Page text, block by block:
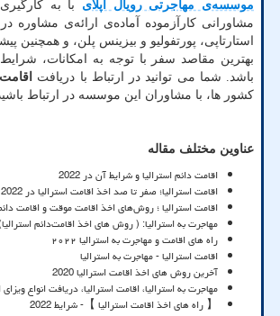
موسسه‌ی مهاجرتی رویال اپلای با به
مشاورانی کارآزموده آماده‌ی ارائه‌ی مشاوره
استارتاپی، پورتفولیو و بیزینس پلن، و همچنین
بهترین مقاصد سفر با توجه به امکانات،
باشد. شما می توانید در ارتباط با دریافت اقامت
کشور ها، با مشاوران این موسسه در ارتباط
عناوین مختلف مقاله
اقامت دائم استرالیا و شرایط آن در 2022
اقامت استرالیا؛ صفر تا صد اخذ اقامت استرالیا در 2022
اقامت استرالیا ؛ روش‌های اخذ اقامت موقت و اقامت
مهاجرت به استرالیا: ( روش های اخذ اقامت‌‌دائم
راه های اقامت و مهاجرت به استرالیا ۲۰۲۲
اقامت استرالیا - مهاجرت به استرالیا
آخرین روش های اخذ اقامت استرالیا 2020
مهاجرت به استرالیا، اقامت استرالیا، دریافت انواع ویزای
【 راه های اخذ اقامت استرالیا 】- شرایط 2022